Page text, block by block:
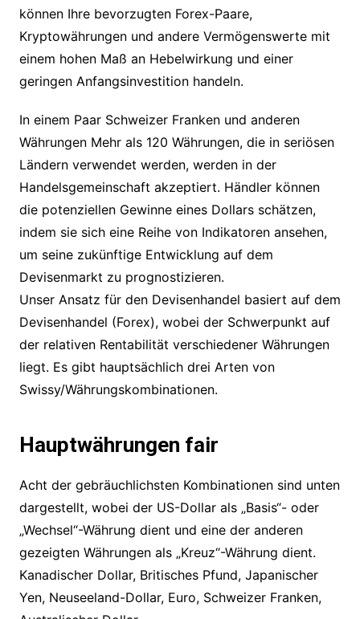
können Ihre bevorzugten Forex-Paare,
Kryptowährungen und andere Vermögenswerte mit
einem hohen Maß an Hebelwirkung und einer
geringen Anfangsinvestition handeln.
In einem Paar Schweizer Franken und anderen
Währungen Mehr als 120 Währungen, die in seriösen
Ländern verwendet werden, werden in der
Handelsgemeinschaft akzeptiert. Händler können
die potenziellen Gewinne eines Dollars schätzen,
indem sie sich eine Reihe von Indikatoren ansehen,
um seine zukünftige Entwicklung auf dem
Devisenmarkt zu prognostizieren.
Unser Ansatz für den Devisenhandel basiert auf dem
Devisenhandel (Forex), wobei der Schwerpunkt auf
der relativen Rentabilität verschiedener Währungen
liegt. Es gibt hauptsächlich drei Arten von
Swissy/Währungskombinationen.
Hauptwährungen fair
Acht der gebräuchlichsten Kombinationen sind unten
dargestellt, wobei der US-Dollar als „Basis“- oder
„Wechsel“-Währung dient und eine der anderen
gezeigten Währungen als „Kreuz“-Währung dient.
Kanadischer Dollar, Britisches Pfund, Japanischer
Yen, Neuseeland-Dollar, Euro, Schweizer Franken,